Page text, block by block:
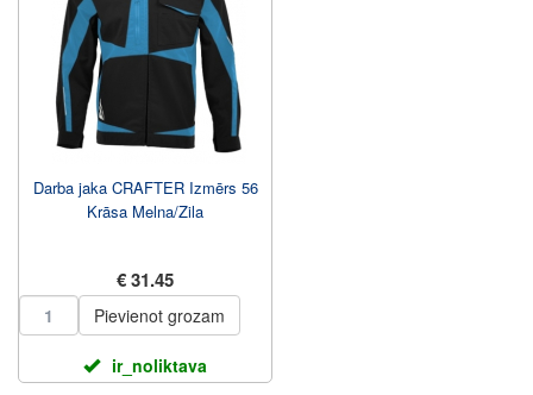
Darba jaka CRAFTER Izmērs 56
Krāsa Melna/Zila
€ 31.45
Pievienot grozam
ir_noliktava